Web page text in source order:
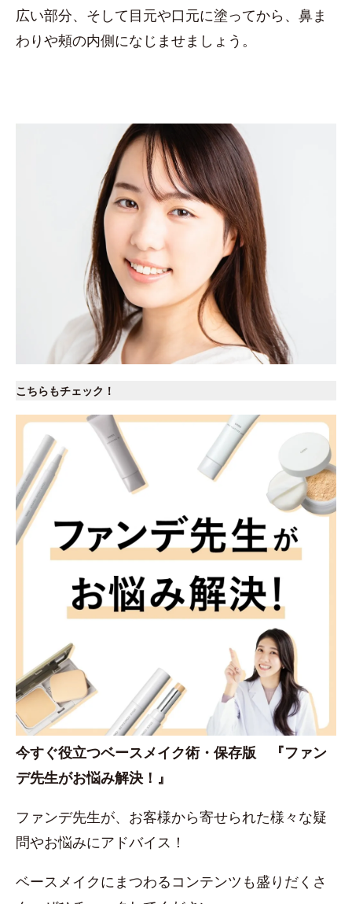
広い部分、そして目元や口元に塗ってから、鼻ま
わりや頰の内側になじませましょう。
こちらもチェック！
今すぐ役立つベースメイク術・保存版 『ファン
デ先生がお悩み解決！』
ファンデ先生が、お客様から寄せられた様々な疑
問やお悩みにアドバイス！
ベースメイクにまつわるコンテンツも盛りだくさ